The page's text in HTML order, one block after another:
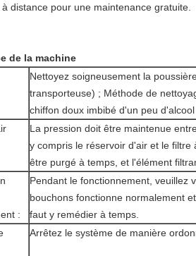
distance pour une maintenance gratuite.
de la machine
Nettoyez soigneusement la
transporteuse) ; Méthode de
chiffon doux imbibé d'un peu d'alcool
La pression doit être maintenue
y compris le réservoir d'air et le
être purgé à temps, et l'élément
:
Pendant le fonctionnement, veuillez
bouchons fonctionne normalement
faut y remédier à temps.
Arrêtez le système de manière